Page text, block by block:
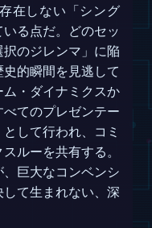
在しない「シング
る点だ。どのセッ
のジレンマ」に陥
的瞬間を見逃して
・ダイナミクスか
てのプレゼンテー
して行われ、コミ
ルーを共有する。
巨大なコンベンシ
て生まれない、深